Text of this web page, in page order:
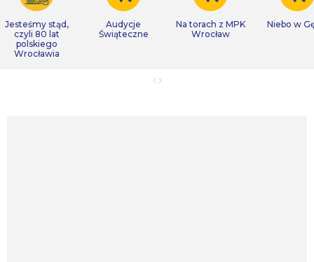
Jesteśmy stąd,
czyli 80 lat
polskiego
Wrocławia
Audycje
Świąteczne
Na torach z MPK
Wrocław
Niebo w